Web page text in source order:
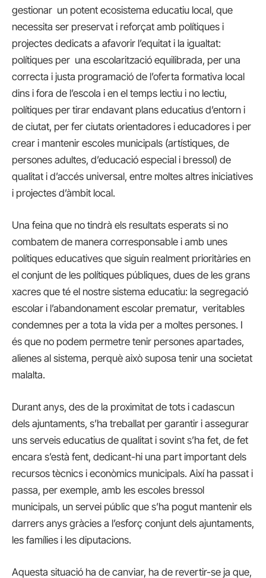
gestionar un potent ecosistema educatiu local, que
necessita ser preservat i reforçat amb polítiques i
projectes dedicats a afavorir l’equitat i la igualtat:
polítiques per una escolarització equilibrada, per una
correcta i justa programació de l’oferta formativa local
dins i fora de l’escola i en el temps lectiu i no lectiu,
polítiques per tirar endavant plans educatius d’entorn i
de ciutat, per fer ciutats orientadores i educadores i per
crear i mantenir escoles municipals (artístiques, de
persones adultes, d’educació especial i bressol) de
qualitat i d’accés universal, entre moltes altres iniciatives
i projectes d’àmbit local.
Una feina que no tindrà els resultats esperats si no
combatem de manera corresponsable i amb unes
polítiques educatives que siguin realment prioritàries en
el conjunt de les polítiques públiques, dues de les grans
xacres que té el nostre sistema educatiu: la segregació
escolar i l’abandonament escolar prematur, veritables
condemnes per a tota la vida per a moltes persones. I
és que no podem permetre tenir persones apartades,
alienes al sistema, perquè això suposa tenir una societat
malalta.
Durant anys, des de la proximitat de tots i cadascun
dels ajuntaments, s’ha treballat per garantir i assegurar
uns serveis educatius de qualitat i sovint s’ha fet, de fet
encara s’està fent, dedicant-hi una part important dels
recursos tècnics i econòmics municipals. Així ha passat i
passa, per exemple, amb les escoles bressol
municipals, un servei públic que s’ha pogut mantenir els
darrers anys gràcies a l’esforç conjunt dels ajuntaments,
les famílies i les diputacions.
Aquesta situació ha de canviar, ha de revertir-se ja que,